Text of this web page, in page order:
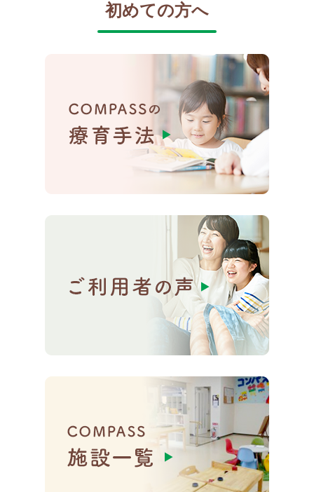
初めての方へ